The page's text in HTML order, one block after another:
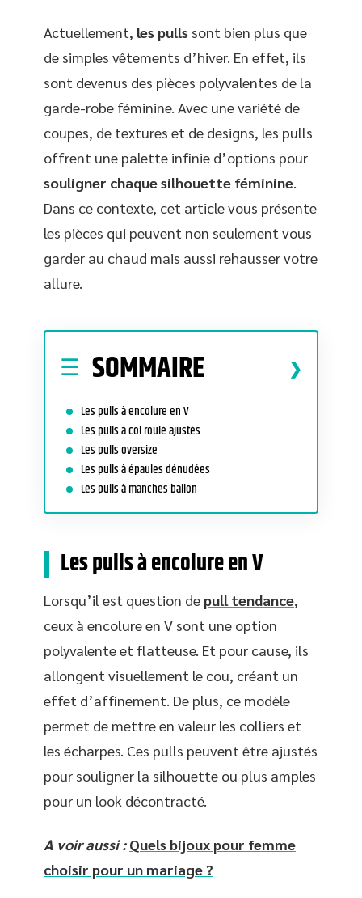
Actuellement, les pulls sont bien plus que
de simples vêtements d’hiver. En effet, ils
sont devenus des pièces polyvalentes de la
garde-robe féminine. Avec une variété de
coupes, de textures et de designs, les pulls
offrent une palette infinie d’options pour
souligner chaque silhouette féminine.
Dans ce contexte, cet article vous présente
les pièces qui peuvent non seulement vous
garder au chaud mais aussi rehausser votre
allure.
SOMMAIRE
Les pulls à encolure en V
Les pulls à col roulé ajustés
Les pulls oversize
Les pulls à épaules dénudées
Les pulls à manches ballon
Les pulls à encolure en V
Lorsqu’il est question de pull tendance,
ceux à encolure en V sont une option
polyvalente et flatteuse. Et pour cause, ils
allongent visuellement le cou, créant un
effet d’affinement. De plus, ce modèle
permet de mettre en valeur les colliers et
les écharpes. Ces pulls peuvent être ajustés
pour souligner la silhouette ou plus amples
pour un look décontracté.
A voir aussi : Quels bijoux pour femme
choisir pour un mariage ?